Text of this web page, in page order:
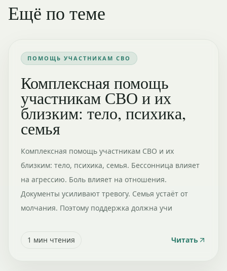
Ещё по теме
ПОМОЩЬ УЧАСТНИКАМ СВО
Комплексная помощь
участникам СВО и их
близким: тело, психика,
семья
Комплексная помощь участникам СВО и их
близким: тело, психика, семья. Бессонница влияет
на агрессию. Боль влияет на отношения.
Документы усиливают тревогу. Семья устаёт от
молчания. Поэтому поддержка должна учи
1 мин чтения Читать